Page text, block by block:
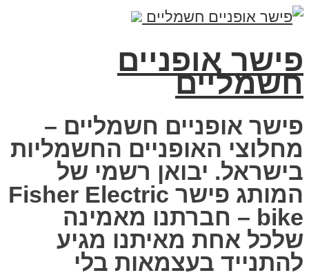
פישר אופניים
חשמליים
פישר אופניים חשמליים –
מחלוצי האופניים החשמליות
בישראל. יבואן רשמי של
המותג פישר Fisher Electric
bike – חברתנו מאמינה
שלכל אחת מאיתנו מגיע
להתנייד בעצמאות בלי